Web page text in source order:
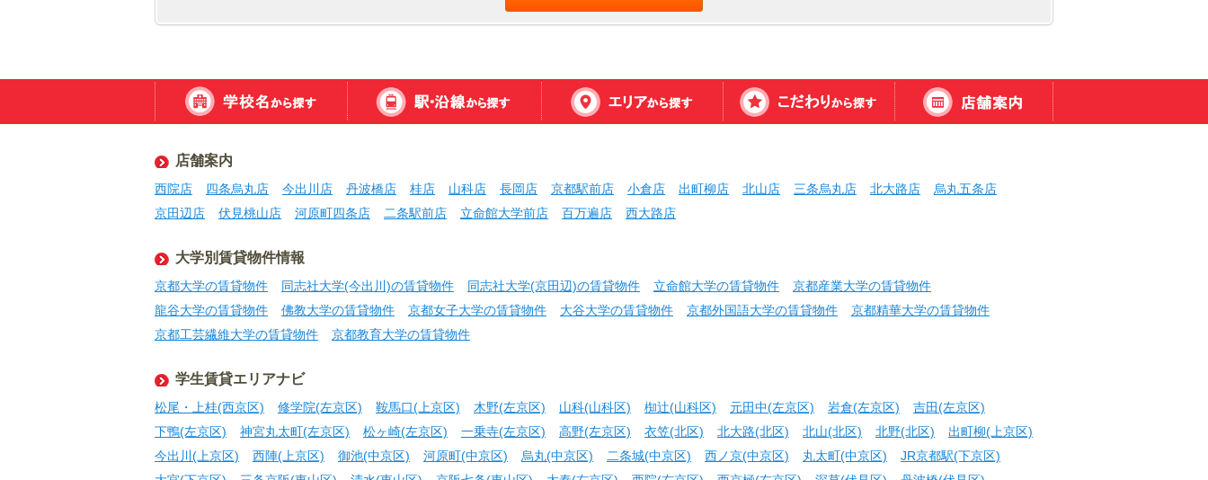
店舗案内
西院店 四条烏丸店 今出川店 丹波橋店 桂店 山科店 長岡店 京都駅前店 小倉店 出町柳店 北山店 三条烏丸店 北大路店
烏丸五条店
京田辺店
伏見桃山店 河原町四条店 二条駅前店 立命館大学前店 百万遍店 西大路店
大学別賃貸物件情報
京都大学の賃貸物件 同志社大学(今出川)の賃貸物件 同志社大学(京田辺)の賃貸物件 立命館大学の賃貸物件
京都産業大学の賃貸物件
龍谷大学の賃貸物件
佛教大学の賃貸物件 京都女子大学の賃貸物件 大谷大学の賃貸物件 京都外国語大学の賃貸物件
京都精華大学の賃貸物件
京都工芸繊維大学の賃貸物件
京都教育大学の賃貸物件
学生賃貸エリアナビ
松尾・上桂(西京区) 修学院(左京区) 鞍馬口(上京区) 木野(左京区) 山科(山科区) 椥辻(山科区) 元田中(左京区) 岩倉(左京区)
吉田(左京区)
下鴨(左京区)
神宮丸太町(左京区) 松ヶ崎(左京区) 一乗寺(左京区) 高野(左京区) 衣笠(北区) 北大路(北区) 北山(北区) 北野(北区)
出町柳(上京区)
今出川(上京区)
西陣(上京区) 御池(中京区) 河原町(中京区) 烏丸(中京区) 二条城(中京区) 西ノ京(中京区) 丸太町(中京区)
JR京都駅(下京区)